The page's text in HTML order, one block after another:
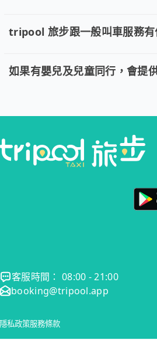
tripool 旅步跟一般叫車服務有
如果有嬰兒及兒童同行，會提
客服時間： 08:00 - 21:00
booking@tripool.app
隱私政策服務條款